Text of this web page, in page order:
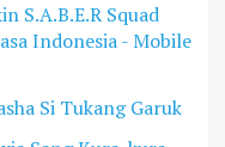
S.A.B.E.R Squad
Indonesia - Mobile
Si Tukang Garuk